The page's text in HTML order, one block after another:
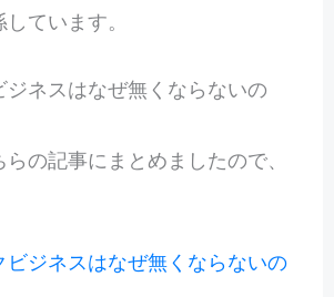
ています。
ジネスはなぜ無くならないの
の記事にまとめましたので、
ビジネスはなぜ無くならないの